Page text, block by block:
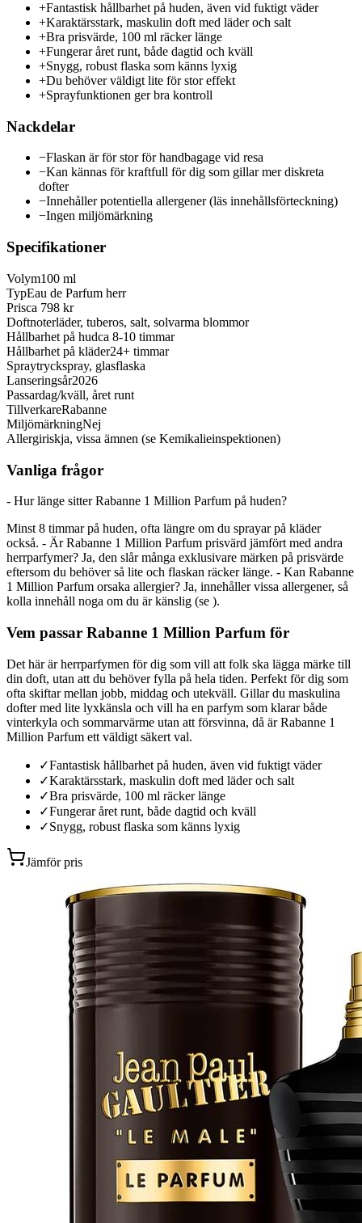
+Fantastisk hållbarhet på huden, även vid fuktigt väder
+Karaktärsstark, maskulin doft med läder och salt
+Bra prisvärde, 100 ml räcker länge
+Fungerar året runt, både dagtid och kväll
+Snygg, robust flaska som känns lyxig
+Du behöver väldigt lite för stor effekt
+Sprayfunktionen ger bra kontroll
Nackdelar
−Flaskan är för stor för handbagage vid resa
−Kan kännas för kraftfull för dig som gillar mer diskreta
dofter
−Innehåller potentiella allergener (läs innehållsförteckning)
−Ingen miljömärkning
Specifikationer
Volym100 ml
TypEau de Parfum herr
Prisca 798 kr
Doftnoterläder, tuberos, salt, solvarma blommor
Hållbarhet på hudca 8-10 timmar
Hållbarhet på kläder24+ timmar
Spraytryckspray, glasflaska
Lanseringsår2026
Passardag/kväll, året runt
TillverkareRabanne
MiljömärkningNej
Allergiriskja, vissa ämnen (se Kemikalieinspektionen)
Vanliga frågor
- Hur länge sitter Rabanne 1 Million Parfum på huden?
Minst 8 timmar på huden, ofta längre om du sprayar på kläder
också. - Är Rabanne 1 Million Parfum prisvärd jämfört med andra
herrparfymer? Ja, den slår många exklusivare märken på prisvärde
eftersom du behöver så lite och flaskan räcker länge. - Kan Rabanne
1 Million Parfum orsaka allergier? Ja, innehåller vissa allergener, så
kolla innehåll noga om du är känslig (se ).
Vem passar Rabanne 1 Million Parfum för
Det här är herrparfymen för dig som vill att folk ska lägga märke till
din doft, utan att du behöver fylla på hela tiden. Perfekt för dig som
ofta skiftar mellan jobb, middag och utekväll. Gillar du maskulina
dofter med lite lyxkänsla och vill ha en parfym som klarar både
vinterkyla och sommarvärme utan att försvinna, då är Rabanne 1
Million Parfum ett väldigt säkert val.
✓Fantastisk hållbarhet på huden, även vid fuktigt väder
✓Karaktärsstark, maskulin doft med läder och salt
✓Bra prisvärde, 100 ml räcker länge
✓Fungerar året runt, både dagtid och kväll
✓Snygg, robust flaska som känns lyxig
Jämför pris